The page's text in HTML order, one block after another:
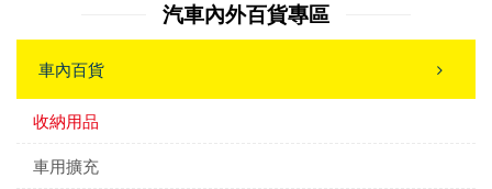
汽車內外百貨專區
車內百貨
收納用品
車用擴充